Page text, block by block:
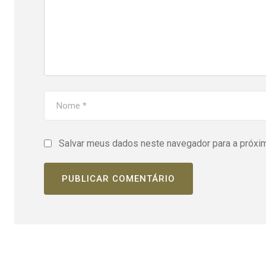
Salvar meus dados neste navegador para a